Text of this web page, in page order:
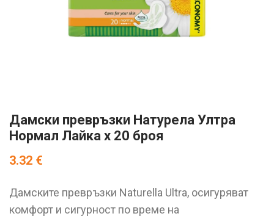
Дамски превръзки Натурела Ултра
Нормал Лайка х 20 броя
3.32 €
Дамските превръзки Naturella Ultra, осигуряват
комфорт и сигурност по време на